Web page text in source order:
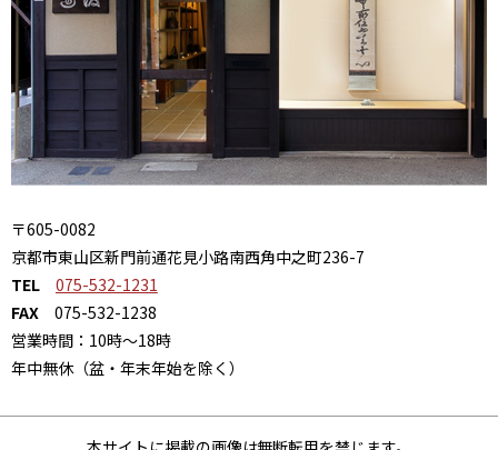
〒605-0082
京都市東山区新門前通花見小路南西角中之町236-7
TEL
075-532-1231
FAX075-532-1238
営業時間：10時～18時
年中無休（盆・年末年始を除く）